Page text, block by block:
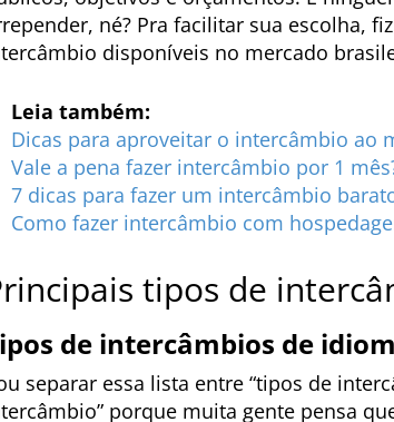
né? Pra facilitar sua escolha,
disponíveis no mercado
Leia também:
Dicas para aproveitar o intercâmbio ao
Vale a pena fazer intercâmbio por 1
7 dicas para fazer um intercâmbio
Como fazer intercâmbio com
tipos de
de intercâmbios de
separar essa lista entre “tipos de
porque muita gente pensa